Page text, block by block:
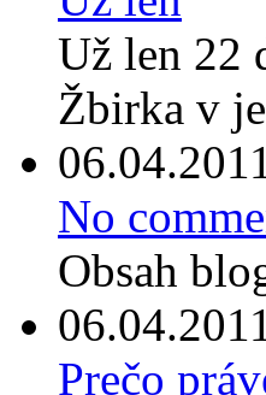
Už len 22
Žbirka v
No
Obsah
Prečo